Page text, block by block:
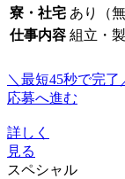
寮・社宅 あり（無
仕事内容 組立・
＼最短45秒で完了
応募へ進む
詳しく
見る
スペシャル